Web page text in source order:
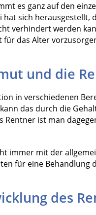
es ganz auf den
hat sich herausgestellt,
verhindert werden
für das Alter
und die
in verschiedenen
das durch die
Rentner ist man
immer mit der
für eine
des